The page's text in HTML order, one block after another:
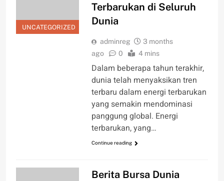
UNCATEGORIZED
Terbarukan di Seluruh
Dunia
adminreg
3 months
ago
0 4 mins
Dalam beberapa tahun terakhir,
dunia telah menyaksikan tren
terbaru dalam energi terbarukan
yang semakin mendominasi
panggung global. Energi
terbarukan, yang…
Continue reading
Berita Bursa Dunia